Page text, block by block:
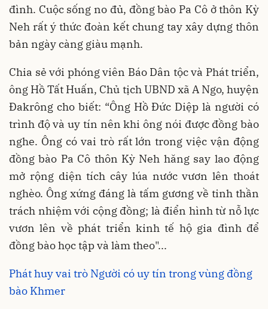
đình. Cuộc sống no đủ, đồng bào Pa Cô ở thôn Kỳ
Neh rất ý thức đoàn kết chung tay xây dựng thôn
bản ngày càng giàu mạnh.
Chia sẻ với phóng viên Báo Dân tộc và Phát triển,
ông Hồ Tất Huấn, Chủ tịch UBND xã A Ngo, huyện
Đakrông cho biết: “Ông Hồ Đức Diệp là người có
trình độ và uy tín nên khi ông nói được đồng bào
nghe. Ông có vai trò rất lớn trong việc vận động
đồng bào Pa Cô thôn Kỳ Neh hăng say lao động
mở rộng diện tích cây lúa nước vươn lên thoát
nghèo. Ông xứng đáng là tấm gương về tinh thần
trách nhiệm với cộng đồng; là điển hình từ nỗ lực
vươn lên về phát triển kinh tế hộ gia đình để
đồng bào học tập và làm theo"...
Phát huy vai trò Người có uy tín trong vùng đồng
bào Khmer